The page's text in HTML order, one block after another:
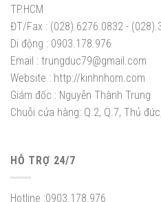
TP.HCM
ĐT/Fax : (028).6276.0832 -
Di động : 0903.178.976
Email : trungduc79@gmail.com
Website : http://kinhnhom.com
Giám đốc : Nguyễn Thành Trung
Chuỗi cửa hàng: Q.2, Q.7, Thủ
HỖ TRỢ 24/7
Hotline :0903.178.976